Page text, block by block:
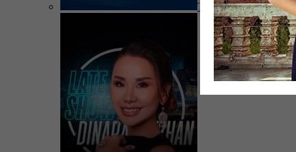
Тағдырлас тамырлар